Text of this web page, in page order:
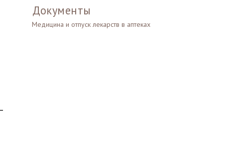
Документы
Медицина и отпуск лекарств в аптеках